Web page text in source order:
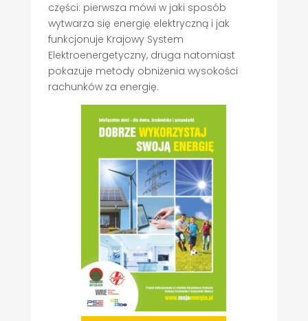
części: pierwsza mówi w jaki sposób
wytwarza się energię elektryczną i jak
funkcjonuje Krajowy System
Elektroenergetyczny, druga natomiast
pokazuje metody obniżenia wysokości
rachunków za energię.